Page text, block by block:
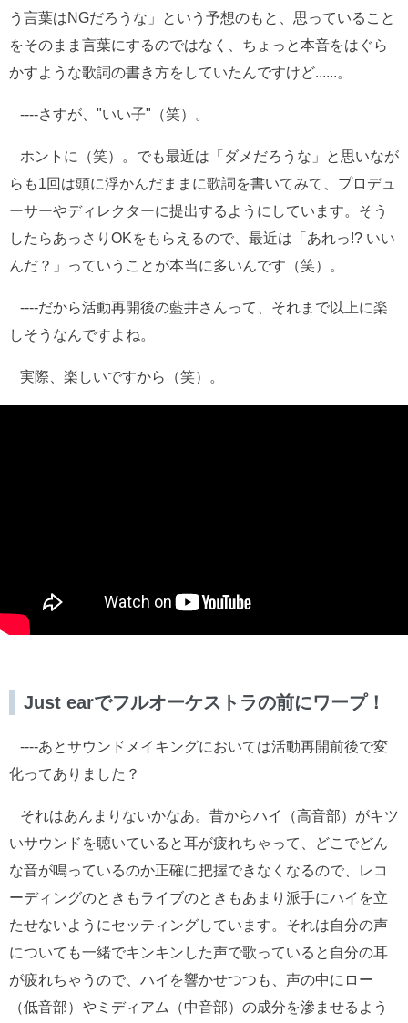
う言葉はNGだろうな」という予想のもと、思っていること
をそのまま言葉にするのではなく、ちょっと本音をはぐら
かすような歌詞の書き方をしていたんですけど......。
----さすが、"いい子"（笑）。
ホントに（笑）。でも最近は「ダメだろうな」と思いなが
らも1回は頭に浮かんだままに歌詞を書いてみて、プロデュ
ーサーやディレクターに提出するようにしています。そう
したらあっさりOKをもらえるので、最近は「あれっ!? いい
んだ？」っていうことが本当に多いんです（笑）。
----だから活動再開後の藍井さんって、それまで以上に楽
しそうなんですよね。
実際、楽しいですから（笑）。
Just earでフルオーケストラの前にワープ！
----あとサウンドメイキングにおいては活動再開前後で変
化ってありました？
それはあんまりないかなあ。昔からハイ（高音部）がキツ
いサウンドを聴いていると耳が疲れちゃって、どこでどん
な音が鳴っているのか正確に把握できなくなるので、レコ
ーディングのときもライブのときもあまり派手にハイを立
たせないようにセッティングしています。それは自分の声
についても一緒でキンキンした声で歌っていると自分の耳
が疲れちゃうので、ハイを響かせつつも、声の中にロー
（低音部）やミディアム（中音部）の成分を滲ませるよう